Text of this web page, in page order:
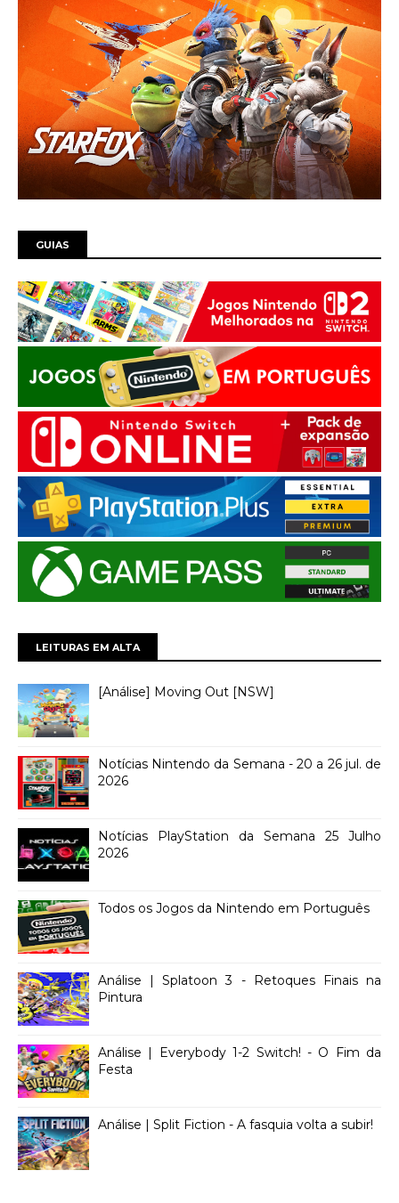
GUIAS
LEITURAS EM ALTA
[Análise] Moving Out [NSW]
Notícias Nintendo da Semana - 20 a 26 jul. de
2026
Notícias PlayStation da Semana 25 Julho
2026
Todos os Jogos da Nintendo em Português
Análise | Splatoon 3 - Retoques Finais na
Pintura
Análise | Everybody 1-2 Switch! - O Fim da
Festa
Análise | Split Fiction - A fasquia volta a subir!